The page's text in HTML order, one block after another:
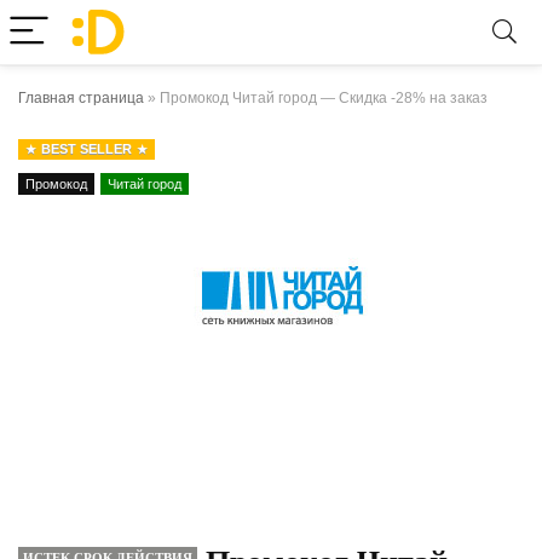
Главная страница » Промокод Читай город — Скидка -28% на заказ
BEST SELLER
Промокод Читай город